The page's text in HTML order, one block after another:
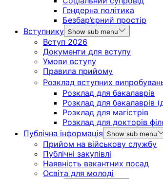
Гендерна політика
Безбар’єрний простір
Вступнику Show sub menu
Вступ 2026
Документи для вступу
Умови вступу
Правила прийому
Розклад вступних
Розклад для бакалаврів
Розклад для бакалаврів
Розклад для магістрів
Розклад для докторів
Публічна інформація
Show sub menu
Прийом на військову службу
Публічні закупівлі
Наявність вакантних посад
Освіта для молоді